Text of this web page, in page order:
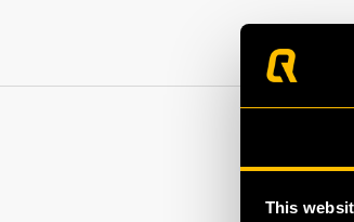
This